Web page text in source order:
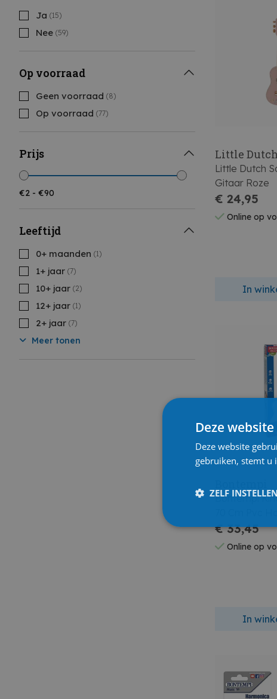
Ja (15)
Nee (59)
Op voorraad
Geen voorraad (8)
Op voorraad (77)
Prijs
Leeftijd
0+ maanden (1)
1+ jaar (7)
10+ jaar (2)
12+ jaar (1)
2+ jaar (7)
Meer tonen
Little
Little Dutch
Gitaar Roze
€ 24,95
Online op
In
Bontempi
€ 33,45
Online op
In
Deze
Deze website
gebruiken, stemt u
ZELF INSTELLEN